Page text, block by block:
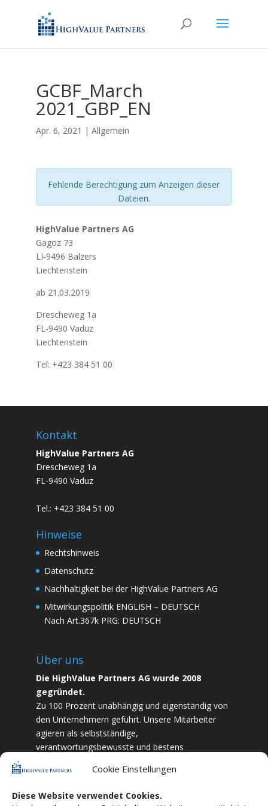
Cookie Einstellungen
Diese Website verwendet Cookies.
GCBF_March
2021_GBP_EN
Apr. 6, 2021 | Allgemein
Fehlende Berechtigung zum Anzeigen dieser
Dateien.
HighValue Partners AG
Gagoz 73
LI-9496 Balzers
Liechtenstein
ab 21.03.2019
Drescheweg 1a
FL-9490 Vaduz
Liechtenstein
Tel: +423 384 51 00
Kontakt
HighValue Partners AG
Drescheweg 1a
FL-9490 Vaduz
Tel.: +423 384 51 00
Hinweise
Rechtshinweis
Datenschutz
Nachhaltigkeit bei der HighValue Partners AG
Mitwirkungspolitik ENGLISH – DEUTSCH
Nach Art.367k PRG: DEUTSCH
Über uns
Die HighValue Partners AG wurde 2008
gegründet.
Zu 100 Prozent unabhängig und eigenständig von
den Unternehmern geführt. Unsere Mitarbeiter
agieren als selbstständige,
verantwortungsbewusste und bestens
und Zielstrebigkeit sind wir bestrebt das